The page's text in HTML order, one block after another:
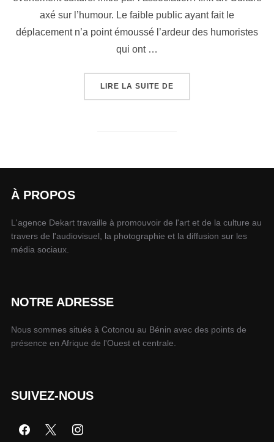
axé sur l’humour. Le faible public ayant fait le
déplacement n’a point émoussé l’ardeur des humoristes
qui ont …
LIRE LA SUITE DE
À PROPOS
L'agence Dekart travaille à promouvoir de l'art et de la culture au
travers de l'audiovisuel, la photographie et la diffusion sur les
média sociaux.
NOTRE ADRESSE
Nous sommes situés à Cotonou au Bénin avec des points de
présence en Afrique de l'Ouest et centrale.
SUIVEZ-NOUS